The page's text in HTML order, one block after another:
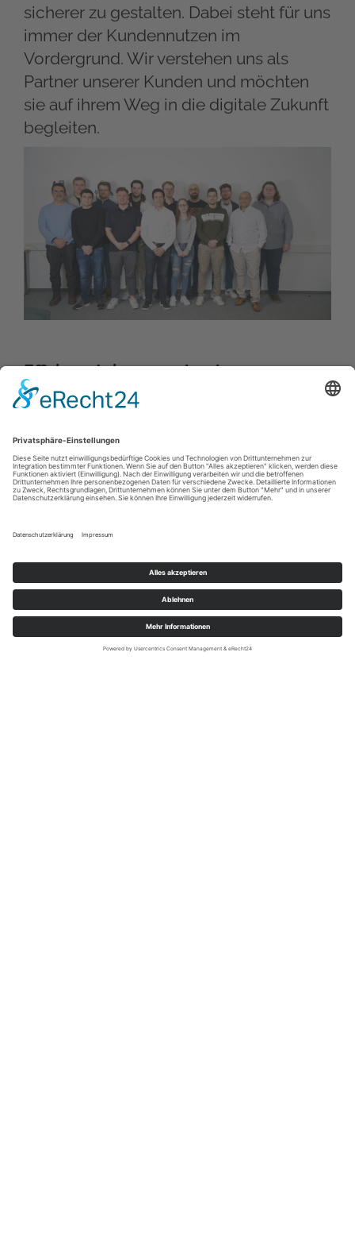
sicherer zu gestalten. Dabei steht für uns
immer der Kundennutzen im
Vordergrund. Wir verstehen uns als
Partner unserer Kunden und möchten
sie auf ihrem Weg in die digitale Zukunft
begleiten.
Effizienzsteigerung durch
Digitalisierung & Prozesssicherheit.
und optimieren
Sie Ihr Kerngeschäft – mit
dpoc-it